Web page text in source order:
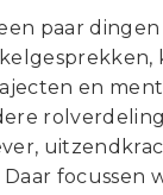
paar
en
focussen